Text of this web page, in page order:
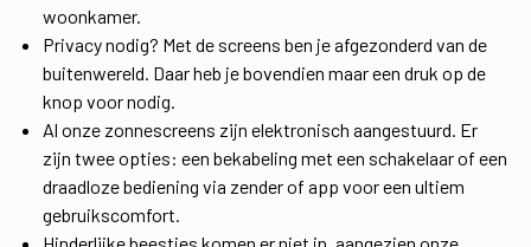
woonkamer.
Privacy nodig? Met de screens ben je afgezonderd van de
buitenwereld. Daar heb je bovendien maar een druk op de
knop voor nodig.
Al onze zonnescreens zijn elektronisch aangestuurd. Er
zijn twee opties: een bekabeling met een schakelaar of een
draadloze bediening via zender of app voor een ultiem
gebruikscomfort.